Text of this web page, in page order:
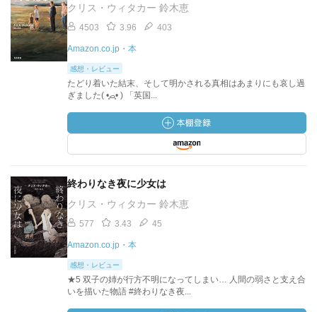
クリス・ウィタカー 鈴木恵
4503 3.96 403
Amazon.co.jp・本
感想・レビュー
たどり着いた結末、そして明かされる真相はあまりにも哀し過
ぎました( •̥ࡇ•̥ ) 「英国...
終わりなき夜に少女は
クリス・ウィタカー 鈴木恵
577 3.43 45
Amazon.co.jp・本
感想・レビュー
★5 双子の姉が行方不明になってしまい… 人間の弱さと支え合
いを描いた物語 #終わりなき夜...